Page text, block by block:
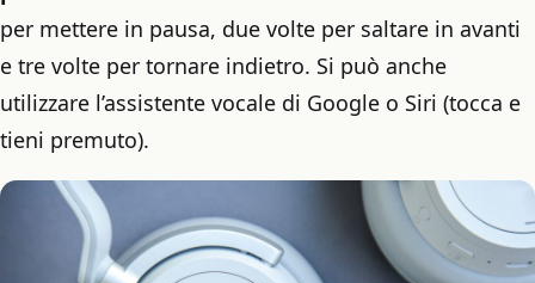
per mettere in pausa, due volte per saltare in avanti
e tre volte per tornare indietro. Si può anche
utilizzare l’assistente vocale di Google o Siri (tocca e
tieni premuto).